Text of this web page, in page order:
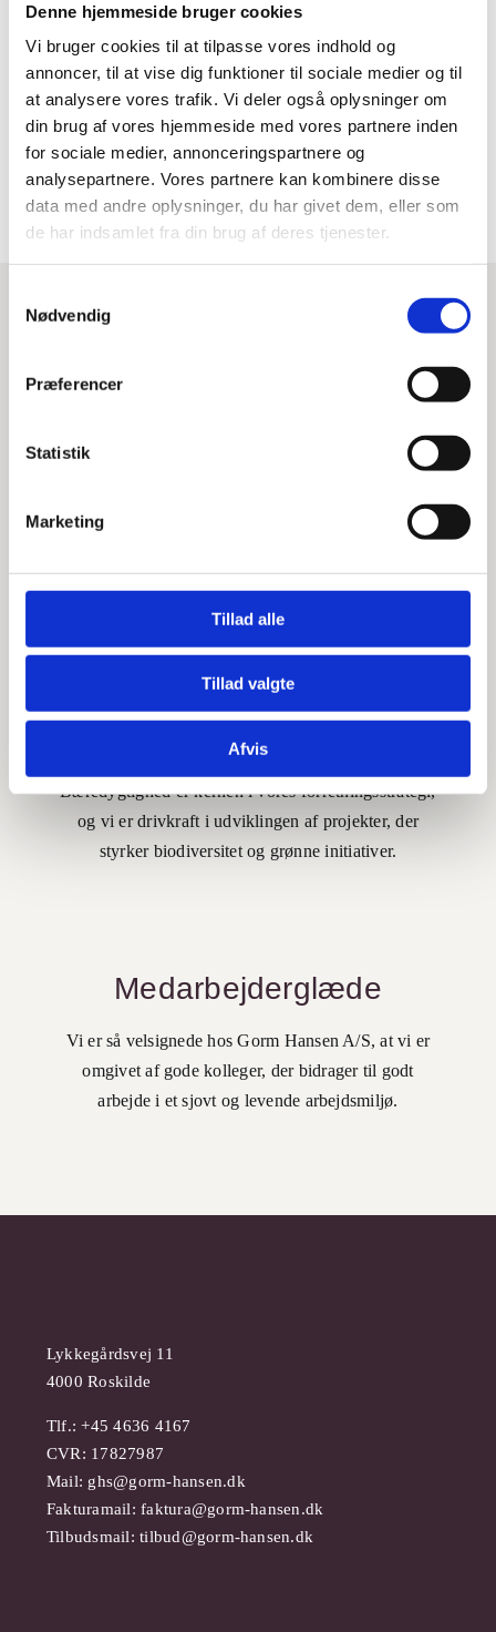
Denne hjemmeside bruger cookies
Vi bruger cookies til at tilpasse vores indhold og
annoncer, til at vise dig funktioner til sociale medier og til
at analysere vores trafik. Vi deler også oplysninger om
din brug af vores hjemmeside med vores partnere inden
for sociale medier, annonceringspartnere og
analysepartnere. Vores partnere kan kombinere disse
data med andre oplysninger, du har givet dem, eller som
de har indsamlet fra din brug af deres tjenester.
Nødvendig
Præferencer
Statistik
Marketing
Tillad alle
Tillad valgte
Afvis
mere end at grave i jorden. Vi er en moderne,
teknologisk virksomhed, der løbende investerer i
innovative redskaber og er med til at skabe
Bæredygtighed
Bæredygtighed er kernen i vores forretningsstrategi,
og vi er drivkraft i udviklingen af projekter, der
styrker biodiversitet og grønne initiativer.
Medarbejderglæde
Vi er så velsignede hos Gorm Hansen A/S, at vi er
omgivet af gode kolleger, der bidrager til godt
arbejde i et sjovt og levende arbejdsmiljø.
Lykkegårdsvej 11
4000 Roskilde
Tlf.: +45 4636 4167
CVR: 17827987
Mail: ghs@gorm-hansen.dk
Fakturamail:faktura@gorm-hansen.dk
Tilbudsmail:tilbud@gorm-hansen.dk